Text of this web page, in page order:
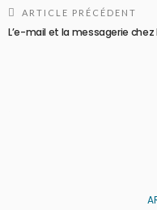
ARTICLE PRÉCÉDENT
L’e-mail et la messagerie chez